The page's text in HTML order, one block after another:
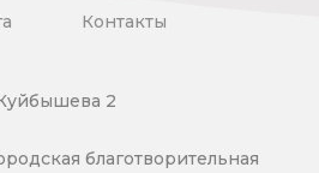
Контакты
2
благотворительная